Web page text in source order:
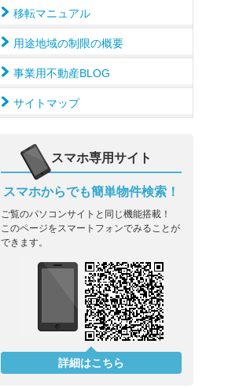
移転マニュアル
用途地域の制限の概要
事業用不動産BLOG
サイトマップ
スマホ専用サイト
スマホからでも簡単物件検索！
ご覧のパソコンサイトと同じ機能搭載！
このページをスマートフォンでみることが
できます。
詳細はこちら